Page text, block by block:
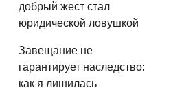
добрый жест стал
юридической ловушкой
Завещание не
гарантирует наследство:
как я лишилась